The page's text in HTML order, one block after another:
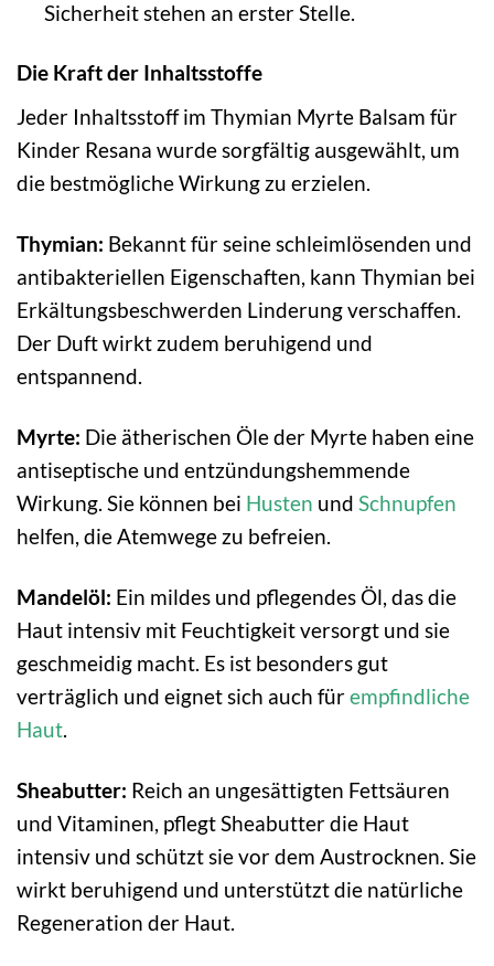
Sicherheit stehen an erster Stelle.
Die Kraft der Inhaltsstoffe
Jeder Inhaltsstoff im Thymian Myrte Balsam für
Kinder Resana wurde sorgfältig ausgewählt, um
die bestmögliche Wirkung zu erzielen.
Thymian: Bekannt für seine schleimlösenden und
antibakteriellen Eigenschaften, kann Thymian bei
Erkältungsbeschwerden Linderung verschaffen.
Der Duft wirkt zudem beruhigend und
entspannend.
Myrte: Die ätherischen Öle der Myrte haben eine
antiseptische und entzündungshemmende
Wirkung. Sie können bei Husten und Schnupfen
helfen, die Atemwege zu befreien.
Mandelöl: Ein mildes und pflegendes Öl, das die
Haut intensiv mit Feuchtigkeit versorgt und sie
geschmeidig macht. Es ist besonders gut
verträglich und eignet sich auch fürempfindliche
Haut.
Sheabutter: Reich an ungesättigten Fettsäuren
und Vitaminen, pflegt Sheabutter die Haut
intensiv und schützt sie vor dem Austrocknen. Sie
wirkt beruhigend und unterstützt die natürliche
Regeneration der Haut.